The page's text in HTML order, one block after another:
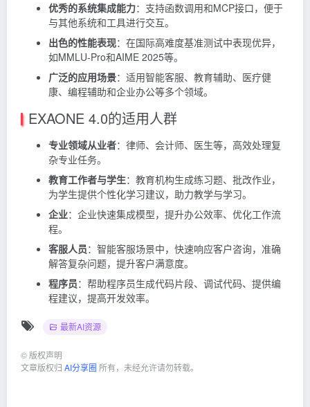
优秀的系统集成能力：支持函数调用和MCP接口，便于
与其他系统和工具进行交互。
出色的性能表现：在国际高难度基准测试中表现优异，
如MMLU-Pro和AIME 2025等。
广泛的应用场景：适用智能客服、教育辅助、医疗健
康、编程辅助和企业办公等多个领域。
EXAONE 4.0的适用人群
专业领域从业者：律师、会计师、医生等，高效处理复
杂专业任务。
教育工作者与学生：教育机构生成练习题、批改作业，
为学生提供个性化学习建议，助力教学与学习。
企业：企业快速集成模型，提升办公效率、优化工作流
程。
客服人员：智能客服场景中，快速响应客户咨询，准确
解答复杂问题，提升客户满意度。
程序员：帮助程序员生成代码片段、调试代码、提供编
程建议，提高开发效率。
最新AI资源
© 版权声明
文章版权归 AI分享圈 所有，未经允许请勿转载。